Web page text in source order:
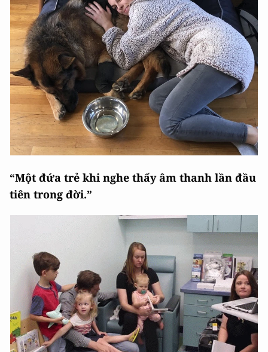
“Một đứa trẻ khi nghe thấy âm thanh lần đầu
tiên trong đời.”